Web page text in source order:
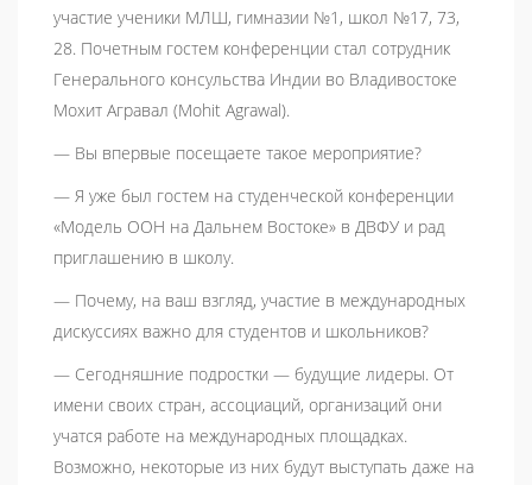
участие ученики МЛШ, гимназии №1, школ №17, 73,
28. Почетным гостем конференции стал сотрудник
Генерального консульства Индии во Владивостоке
Мохит Агравал (Mohit Agrawal).
— Вы впервые посещаете такое мероприятие?
— Я уже был гостем на студенческой конференции
«Модель ООН на Дальнем Востоке» в ДВФУ и рад
приглашению в школу.
— Почему, на ваш взгляд, участие в международных
дискуссиях важно для студентов и школьников?
— Сегодняшние подростки — будущие лидеры. От
имени своих стран, ассоциаций, организаций они
учатся работе на международных площадках.
Возможно, некоторые из них будут выступать даже на